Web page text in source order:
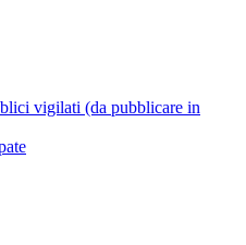
vigilati (da pubblicare in